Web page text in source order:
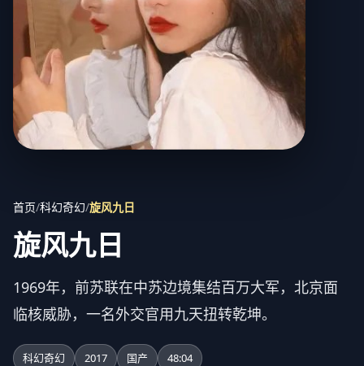
首页/科幻奇幻/旋风九日
旋风九日
1969年，前苏联在中苏边境集结百万大军，北京面
临核威胁，一名外交官用九天扭转乾坤。
科幻奇幻 2017 国产 48:04